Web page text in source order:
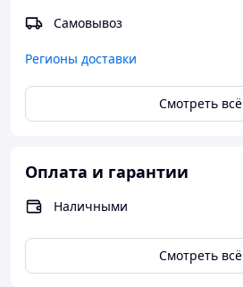
Самовывоз
Регионы доставки
Смотреть всё
Оплата и гарантии
Наличными
Смотреть всё